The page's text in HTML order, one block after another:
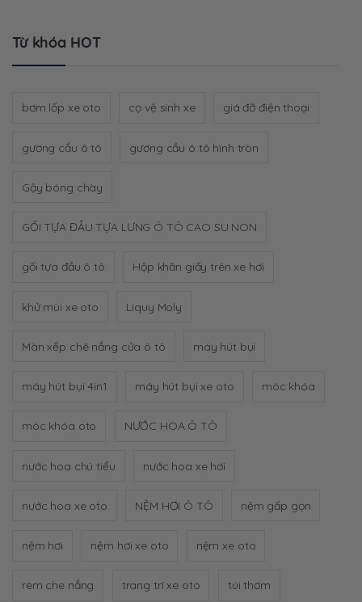
Từ khóa HOT
bơm lốp xe oto cọ vệ sinh xe giá đỡ điện thoại
gương cầu ô tô gương cầu ô tô hình tròn
Gậy bóng chày
GỐI TỰA ĐẦU TỰA LƯNG Ô TÔ CAO SU NON
gối tựa đầu ô tô Hộp khăn giấy trên xe hơi
khử mùi xe oto Liquy Moly
Màn xếp chê nắng cửa ô tô máy hút bụi
máy hút bụi 4in1 máy hút bụi xe oto móc khóa
móc khóa oto NƯỚC HOA Ô TÔ
nước hoa chú tiểu nước hoa xe hơi
nước hoa xe oto NỆM HƠI Ô TÔ nệm gấp gọn
nệm hơi nệm hơi xe oto nệm xe oto
rèm che nắng trang trí xe oto túi thơm